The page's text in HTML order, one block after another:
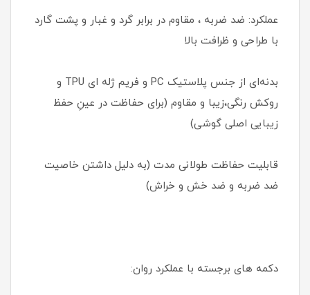
عملکرد: ضد ضربه ، مقاوم در برابر گرد و غبار و پشت گارد
با طراحی و ظرافت بالا
بدنه‌ای از جنس پلاستیک PC و فریم ژله ای TPU و
روکش رنگی،زیبا و مقاوم (برای حفاظت در عینِ حفظ
زیبایی اصلی گوشی)
قابلیت حفاظت طولانی مدت (به دلیل داشتن خاصیت
ضد ضربه و ضد خش و خراش)
دکمه های برجسته با عملکرد روان: